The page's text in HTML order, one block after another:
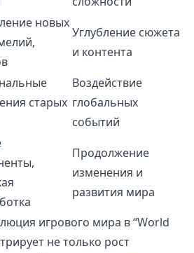
новых
Углубление сюжета
и контента
старых
Воздействие
глобальных
событий
Продолжение
изменения и
развития мира
игрового мира в “World
не только рост